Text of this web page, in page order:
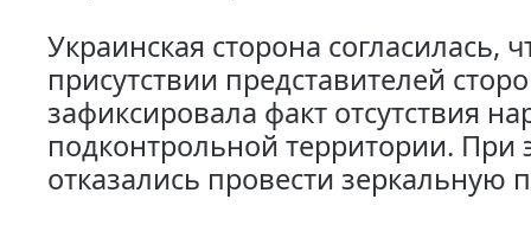
Украинская сторона согласилась,
присутствии представителей
зафиксировала факт отсутствия
подконтрольной территории. При
отказались провести зеркальную